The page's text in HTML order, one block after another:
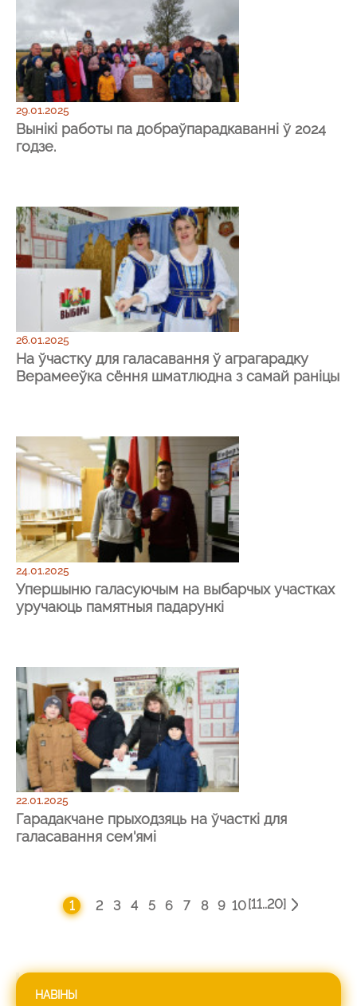
29.01.2025
Вынікі работы па добраўпарадкаванні ў 2024
годзе.
26.01.2025
На ўчастку для галасавання ў аграгарадку
Верамееўка сёння шматлюдна з самай раніцы
24.01.2025
Упершыню галасуючым на выбарчых участках
уручаюць памятныя падарункі
22.01.2025
Гарадакчане прыходзяць на ўчасткі для
галасавання сем'ямі
1 2 3 4 5 6 7 8 9 10 [11..20]
НАВІНЫ